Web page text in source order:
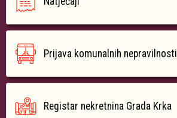
Prijava komunalnih nepravilnosti
Registar nekretnina Grada Krka